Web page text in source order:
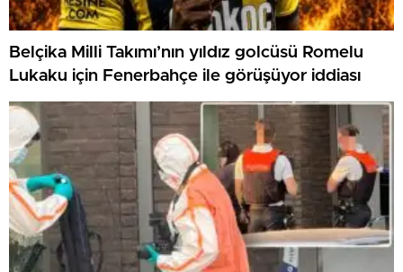
Belçika Milli Takımı’nın yıldız golcüsü Romelu
Lukaku için Fenerbahçe ile görüşüyor iddiası